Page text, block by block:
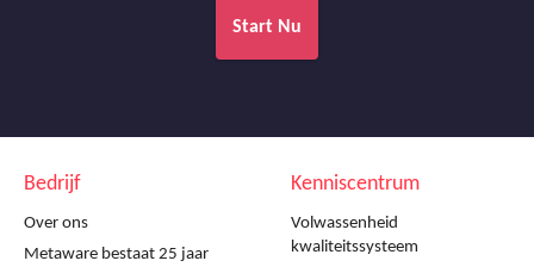
Start Nu
Bedrijf
Over ons
Metaware bestaat 25 jaar
Kenniscentrum
Volwassenheid
kwaliteitssysteem